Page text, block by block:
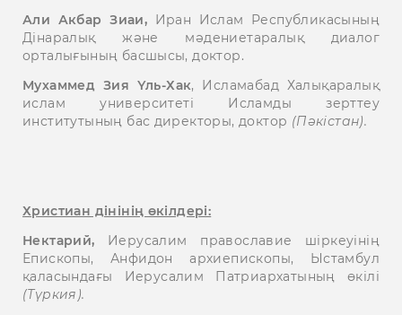
Али Акбар Зиаи, Иран Ислам Республикасының
Дінаралық және мәдениетаралық диалог
орталығының басшысы, доктор.
Мухаммед Зия Үль-Хак, Исламабад Халықаралық
ислам университеті Исламды зерттеу
институтының бас директоры, доктор (Пәкістан).
Христиан дінінің өкілдері:
Нектарий, Иерусалим православие шіркеуінің
Епископы, Анфидон архиепископы, Ыстамбул
қаласындағы Иерусалим Патриархатының өкілі
(Түркия).